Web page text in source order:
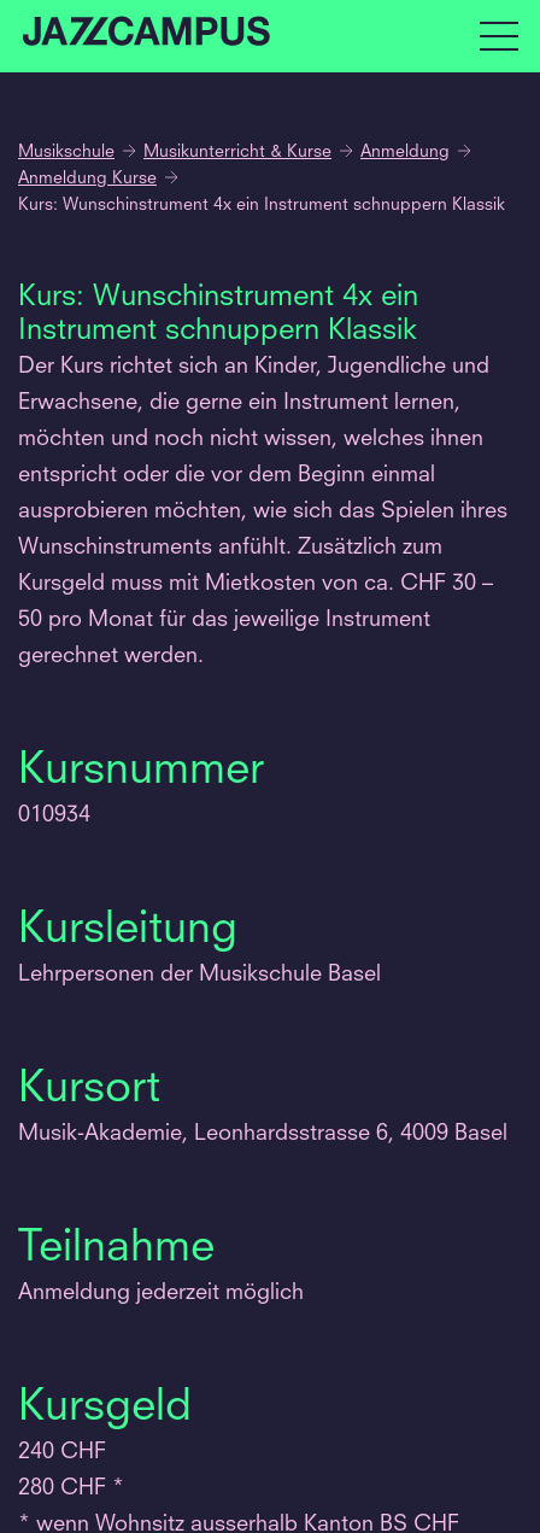
Musikschule Musikunterricht & Kurse
Anmeldung
Anmeldung Kurse
Kurs: Wunschinstrument 4x ein Instrument schnuppern Klassik
Kurs: Wunschinstrument 4x ein
Instrument schnuppern Klassik
Der Kurs richtet sich an Kinder, Jugendliche und
Erwachsene, die gerne ein Instrument lernen,
möchten und noch nicht wissen, welches ihnen
entspricht oder die vor dem Beginn einmal
ausprobieren möchten, wie sich das Spielen ihres
Wunschinstruments anfühlt. Zusätzlich zum
Kursgeld muss mit Mietkosten von ca. CHF 30 –
50 pro Monat für das jeweilige Instrument
gerechnet werden.
Kursnummer
010934
Kursleitung
Lehrpersonen der Musikschule Basel
Kursort
Musik-Akademie, Leonhardsstrasse 6, 4009 Basel
Teilnahme
Anmeldung jederzeit möglich
Kursgeld
240 CHF
280 CHF *
* wenn Wohnsitz ausserhalb Kanton BS CHF